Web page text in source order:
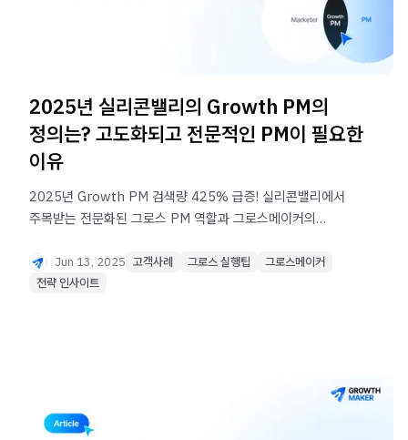
2025년 실리콘밸리의 Growth PM의
정의는? 고도화되고 전문적인 PM이 필요한
이유
2025년 Growth PM 검색량 425% 급증! 실리콘밸리에서
주목받는 전문화된 그로스 PM 역할과 그로스메이커의
고도화된 그로스메이커의 Growth PM 역량을 지금
확인하세요.
Jun 13, 2025 고객사례 그로스 실행팁
그로스메이커
전략 인사이트